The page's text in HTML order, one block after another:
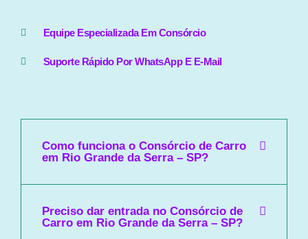
Equipe Especializada Em Consórcio
Suporte Rápido Por WhatsApp E E-Mail
Como funciona o Consórcio de Carro
em Rio Grande da Serra – SP?
Preciso dar entrada no Consórcio de
Carro em Rio Grande da Serra – SP?